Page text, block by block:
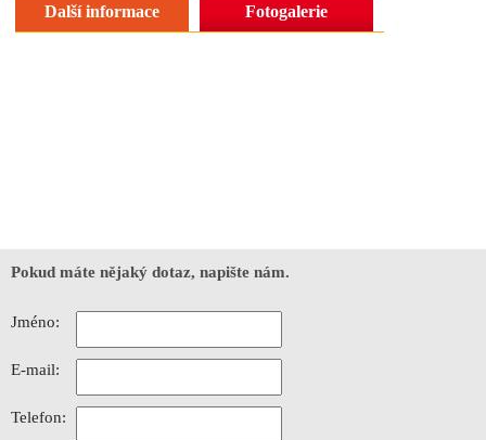
Další informace Fotogalerie
Pokud máte nějaký dotaz, napište nám.
Jméno:
E-mail:
Telefon: